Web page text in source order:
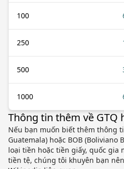
100
250
500
1000
Thông tin thêm về GTQ
Nếu bạn muốn biết thêm thông
Guatemala) hoặc BOB (Boliviano
loại tiền hoặc tiền giấy, quốc gia
tiền tệ, chúng tôi khuyên bạn